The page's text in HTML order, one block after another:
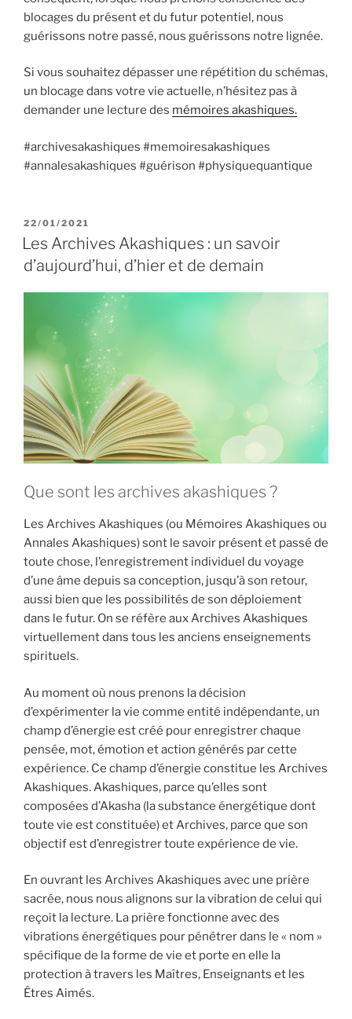
blocages du présent et du futur potentiel, nous
guérissons notre passé, nous guérissons notre lignée.
Si vous souhaitez dépasser une répétition du schémas,
un blocage dans votre vie actuelle, n’hésitez pas à
demander une lecture des mémoires akashiques.
#archivesakashiques #memoiresakashiques
#annalesakashiques #guérison #physiquequantique
PUBLIÉ
LE
22/01/2021
Les Archives Akashiques : un savoir
d’aujourd’hui, d’hier et de demain
Que sont les archives akashiques ?
Les Archives Akashiques (ou Mémoires Akashiques ou
Annales Akashiques) sont le savoir présent et passé de
toute chose, l’enregistrement individuel du voyage
d’une âme depuis sa conception, jusqu’à son retour,
aussi bien que les possibilités de son déploiement
dans le futur. On se réfère aux Archives Akashiques
virtuellement dans tous les anciens enseignements
spirituels.
Au moment où nous prenons la décision
d’expérimenter la vie comme entité indépendante, un
champ d’énergie est créé pour enregistrer chaque
pensée, mot, émotion et action générés par cette
expérience. Ce champ d’énergie constitue les Archives
Akashiques. Akashiques, parce qu’elles sont
composées d’Akasha (la substance énergétique dont
toute vie est constituée) et Archives, parce que son
objectif est d’enregistrer toute expérience de vie.
En ouvrant les Archives Akashiques avec une prière
sacrée, nous nous alignons sur la vibration de celui qui
reçoit la lecture. La prière fonctionne avec des
vibrations énergétiques pour pénétrer dans le « nom »
spécifique de la forme de vie et porte en elle la
protection à travers les Maîtres, Enseignants et les
Êtres Aimés.